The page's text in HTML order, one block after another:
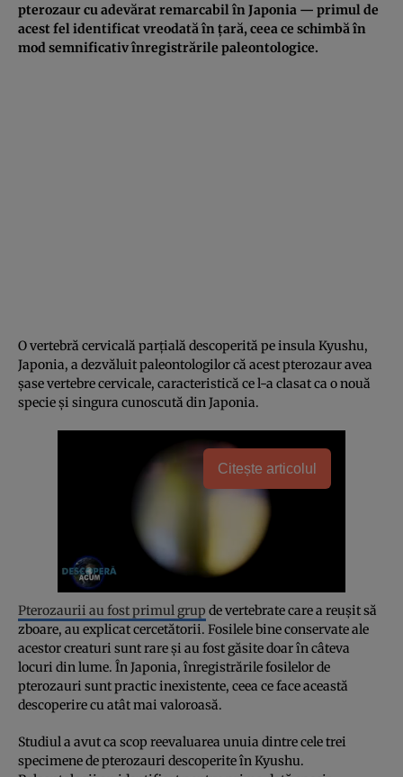
pterozaur cu adevărat remarcabil în Japonia — primul de
acest fel identificat vreodată în țară, ceea ce schimbă în
mod semnificativ înregistrările paleontologice.
O vertebră cervicală parțială descoperită pe insula Kyushu,
Japonia, a dezvăluit paleontologilor că acest pterozaur avea
șase vertebre cervicale, caracteristică ce l-a clasat ca o nouă
specie și singura cunoscută din Japonia.
Citește articolul
Pterozaurii au fost primul grup de vertebrate care a reușit să
zboare, au explicat cercetătorii. Fosilele bine conservate ale
acestor creaturi sunt rare și au fost găsite doar în câteva
locuri din lume. În Japonia, înregistrările fosilelor de
pterozauri sunt practic inexistente, ceea ce face această
descoperire cu atât mai valoroasă.
Studiul a avut ca scop reevaluarea unuia dintre cele trei
specimene de pterozauri descoperite în Kyushu.